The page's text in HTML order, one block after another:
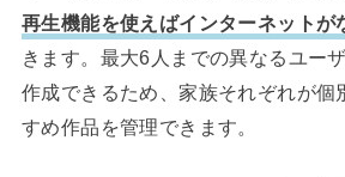
再生機能を使えばインターネットが
きます。最大6人までの異なるユー
作成できるため、家族それぞれが個
すめ作品を管理できます。